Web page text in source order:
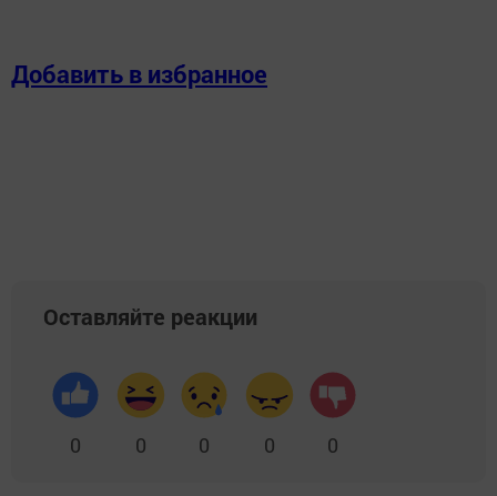
Добавить в избранное
Оставляйте реакции
0 0 0 0 0